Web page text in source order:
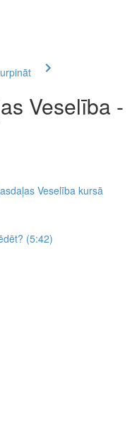
Veselība -
Veselība kursā
(5:42)